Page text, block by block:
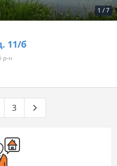
1 /7
11/б
р-н
3